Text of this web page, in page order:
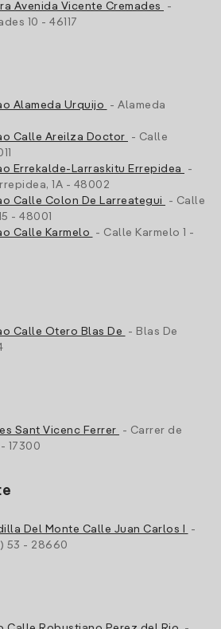
Avenida Vicente Cremades
-
10 - 46117
Alameda Urquijo
- Alameda
Calle Areilza Doctor
- Calle
Errekalde-Larraskitu Errepidea
-
1A - 48002
Calle Colon De Larreategui
- Calle
- 48001
Calle Karmelo
- Calle Karmelo 1 -
Calle Otero Blas De
- Blas De
Sant Vicenc Ferrer
- Carrer de
17300
Del Monte Calle Juan Carlos I
-
53 - 28660